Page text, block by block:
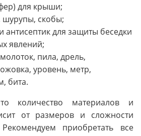
для крыши;
шурупы, скобы;
антисептик для защиты беседки
явлений;
пила, дрель,
уровень, метр,
бита.
количество материалов и
от размеров и сложности
приобретать все